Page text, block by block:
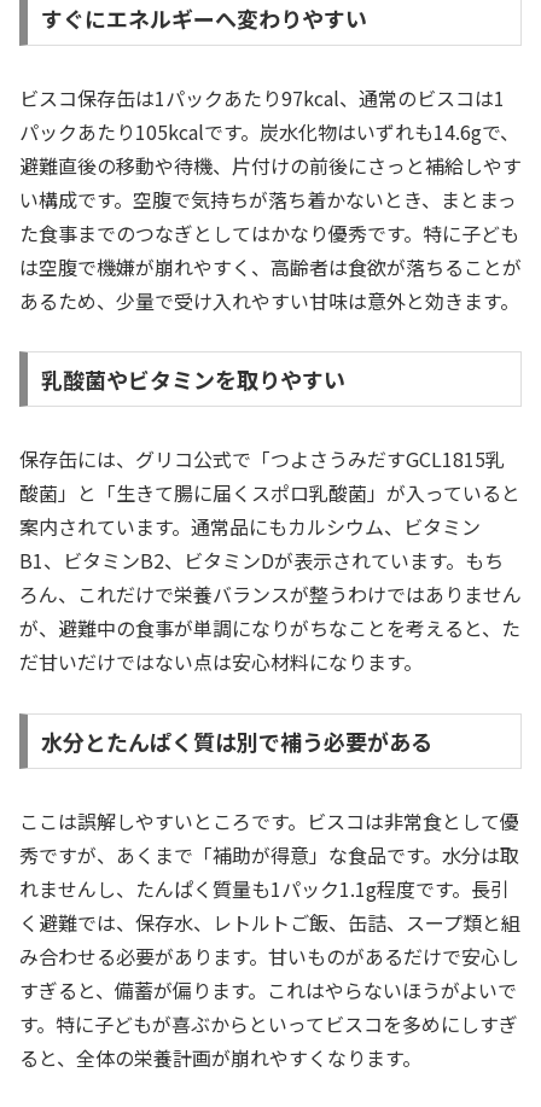
すぐにエネルギーへ変わりやすい
ビスコ保存缶は1パックあたり97kcal、通常のビスコは1
パックあたり105kcalです。炭水化物はいずれも14.6gで、
避難直後の移動や待機、片付けの前後にさっと補給しやす
い構成です。空腹で気持ちが落ち着かないとき、まとまっ
た食事までのつなぎとしてはかなり優秀です。特に子ども
は空腹で機嫌が崩れやすく、高齢者は食欲が落ちることが
あるため、少量で受け入れやすい甘味は意外と効きます。
乳酸菌やビタミンを取りやすい
保存缶には、グリコ公式で「つよさうみだすGCL1815乳
酸菌」と「生きて腸に届くスポロ乳酸菌」が入っていると
案内されています。通常品にもカルシウム、ビタミン
B1、ビタミンB2、ビタミンDが表示されています。もち
ろん、これだけで栄養バランスが整うわけではありません
が、避難中の食事が単調になりがちなことを考えると、た
だ甘いだけではない点は安心材料になります。
水分とたんぱく質は別で補う必要がある
ここは誤解しやすいところです。ビスコは非常食として優
秀ですが、あくまで「補助が得意」な食品です。水分は取
れませんし、たんぱく質量も1パック1.1g程度です。長引
く避難では、保存水、レトルトご飯、缶詰、スープ類と組
み合わせる必要があります。甘いものがあるだけで安心し
すぎると、備蓄が偏ります。これはやらないほうがよいで
す。特に子どもが喜ぶからといってビスコを多めにしすぎ
ると、全体の栄養計画が崩れやすくなります。